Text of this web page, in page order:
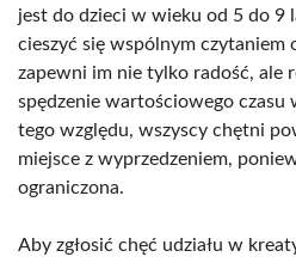
jest do dzieci w wieku od 5 do 9
cieszyć się wspólnym czytaniem
zapewni im nie tylko radość, ale
spędzenie wartościowego czasu
tego względu, wszyscy chętni
miejsce z wyprzedzeniem,
ograniczona.
Aby zgłosić chęć udziału w